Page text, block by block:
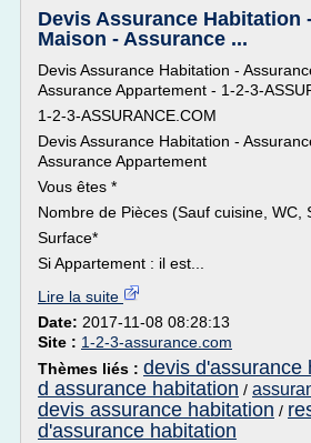
Devis Assurance Habitation
Maison - Assurance ...
Devis Assurance Habitation -
Assurance Appartement - 1-2-3-
1-2-3-ASSURANCE.COM
Devis Assurance Habitation -
Assurance Appartement
Vous êtes *
Nombre de Pièces (Sauf cuisine, WC,
Surface*
Si Appartement : il est...
Lire la suite
Date: 2017-11-08 08:28:13
Site : 1-2-3-assurance.com
Thèmes liés : devis d'assurance
d assurance habitation /
devis assurance habitation /
d'assurance habitation